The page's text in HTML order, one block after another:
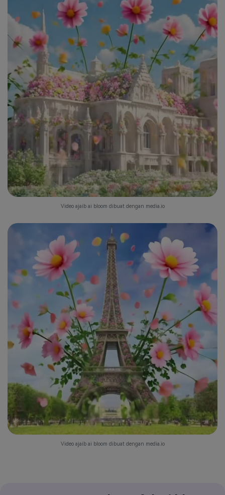
Video ajaib ai bloom dibuat dengan media.io
Video ajaib ai bloom dibuat dengan media.io